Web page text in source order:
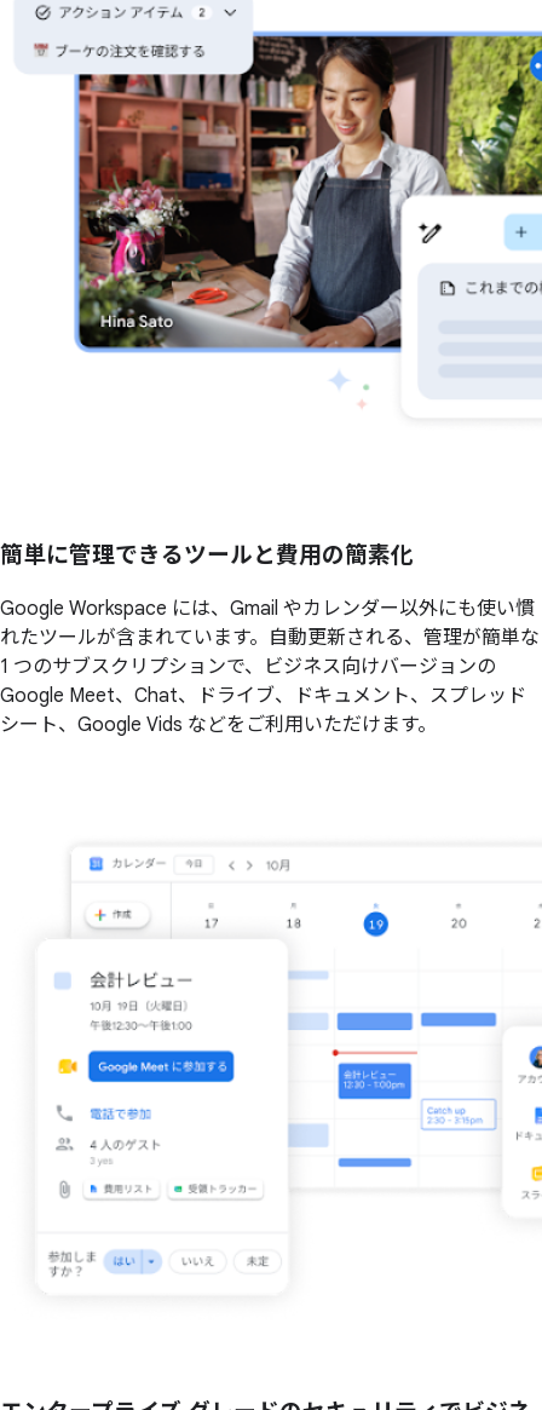
簡単に管理できるツールと費用の簡素化
Google Workspace には、Gmail やカレンダー以外にも使い慣
れたツールが含まれています。自動更新される、管理が簡単な
1 つのサブスクリプションで、ビジネス向けバージョンの
Google Meet、Chat、ドライブ、ドキュメント、スプレッド
シート、Google Vids などをご利用いただけます。